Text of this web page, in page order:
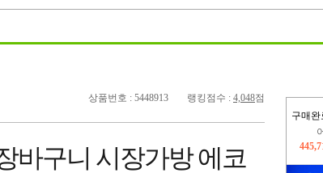
구매완
오
상품번호 : 5448913 랭킹점수 : 4,048점
바구니 시장가방 에코